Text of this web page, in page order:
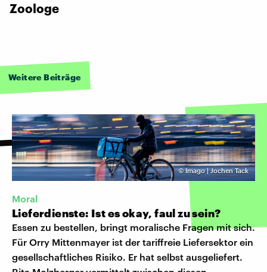
Zoologe
Weitere Beiträge
©Imago | Jochen Tack
Moral
Lieferdienste: Ist es okay, faul zu sein?
Essen zu bestellen, bringt moralische Fragen mit sich.
Für Orry Mittenmayer ist der tariffreie Liefersektor ein
gesellschaftliches Risiko. Er hat selbst ausgeliefert.